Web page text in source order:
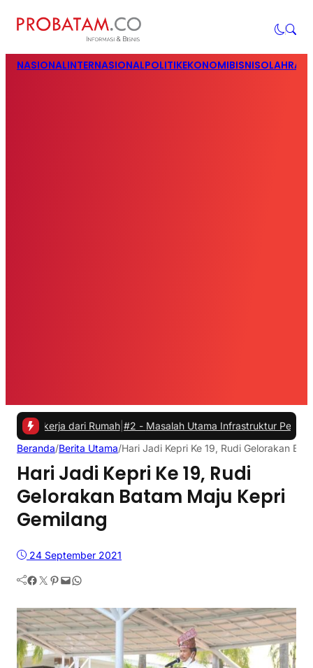
NASIONALINTERNASIONALPOLITIKEKONOMIBISNIS
dari Rumah |#2 -Masalah Utama Infrastruktur Pengisian Daya
Beranda/Berita Utama/Hari Jadi Kepri Ke 19, Rudi Gelorakan
Hari Jadi Kepri Ke 19, Rudi
Gelorakan Batam Maju Kepri
Gemilang
24 September 2021
Facebook Twitter Pinterest Mail WhatsApp